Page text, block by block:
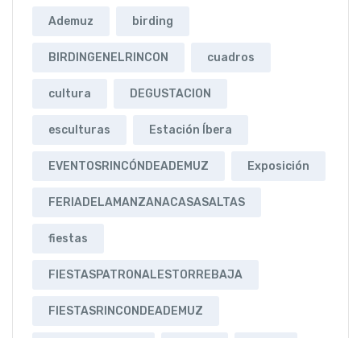
Ademuz birding
BIRDINGENELRINCON cuadros
cultura DEGUSTACION
esculturas Estación Íbera
EVENTOSRINCÓNDEADEMUZ Exposición
FERIADELAMANZANACASASALTAS
fiestas
FIESTASPATRONALESTORREBAJA
FIESTASRINCONDEADEMUZ